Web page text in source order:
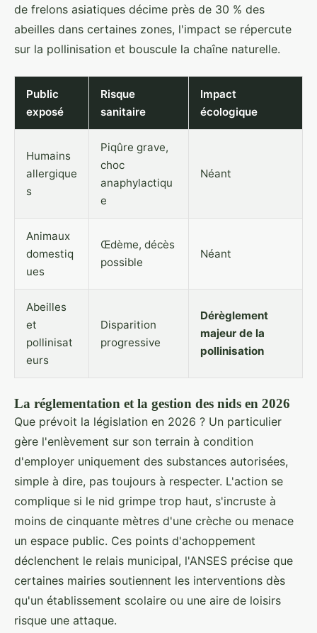
de frelons asiatiques décime près de 30 % des
abeilles dans certaines zones, l'impact se répercute
sur la pollinisation et bouscule la chaîne naturelle.
Public
exposé
Risque
sanitaire
Impact
écologique
Humains
allergique
s
Piqûre grave,
choc
anaphylactiqu
e
Néant
Animaux
domestiq
ues
Œdème, décès
possible
Néant
Abeilles
et
pollinisat
eurs
Disparition
progressive
Dérèglement
majeur de la
pollinisation
La réglementation et la gestion des nids en 2026
Que prévoit la législation en 2026 ? Un particulier
gère l'enlèvement sur son terrain à condition
d'employer uniquement des substances autorisées,
simple à dire, pas toujours à respecter. L'action se
complique si le nid grimpe trop haut, s'incruste à
moins de cinquante mètres d'une crèche ou menace
un espace public. Ces points d'achoppement
déclenchent le relais municipal, l'ANSES précise que
certaines mairies soutiennent les interventions dès
qu'un établissement scolaire ou une aire de loisirs
risque une attaque.